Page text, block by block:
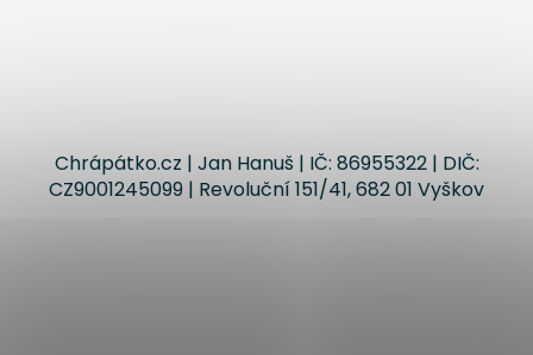
Chrápátko.cz | Jan Hanuš | IČ: 86955322 | DIČ:
CZ9001245099 | Revoluční 151/41, 682 01 Vyškov